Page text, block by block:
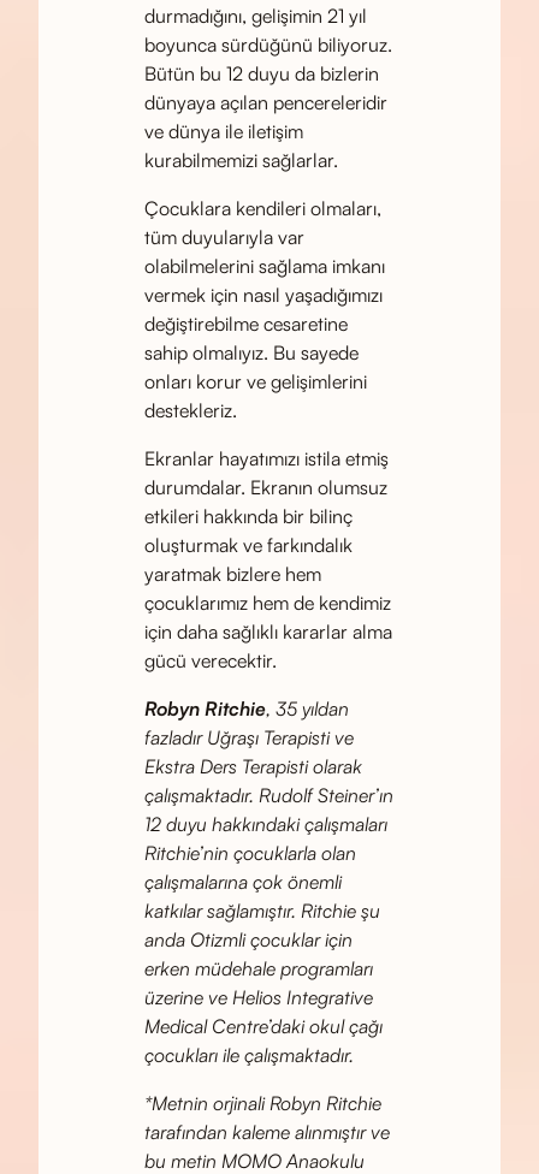
durmadığını, gelişimin 21 yıl
boyunca sürdüğünü biliyoruz.
Bütün bu 12 duyu da bizlerin
dünyaya açılan pencereleridir
ve dünya ile iletişim
kurabilmemizi sağlarlar.
Çocuklara kendileri olmaları,
tüm duyularıyla var
olabilmelerini sağlama imkanı
vermek için nasıl yaşadığımızı
değiştirebilme cesaretine
sahip olmalıyız. Bu sayede
onları korur ve gelişimlerini
destekleriz.
Ekranlar hayatımızı istila etmiş
durumdalar. Ekranın olumsuz
etkileri hakkında bir bilinç
oluşturmak ve farkındalık
yaratmak bizlere hem
çocuklarımız hem de kendimiz
için daha sağlıklı kararlar alma
gücü verecektir.
Robyn Ritchie, 35 yıldan
fazladır Uğraşı Terapisti ve
Ekstra Ders Terapisti olarak
çalışmaktadır. Rudolf Steiner’ın
12 duyu hakkındaki çalışmaları
Ritchie’nin çocuklarla olan
çalışmalarına çok önemli
katkılar sağlamıştır. Ritchie şu
anda Otizmli çocuklar için
erken müdehale programları
üzerine ve Helios Integrative
Medical Centre’daki okul çağı
çocukları ile çalışmaktadır.
*Metnin orjinali Robyn Ritchie
tarafından kaleme alınmıştır ve
bu metin MOMO Anaokulu